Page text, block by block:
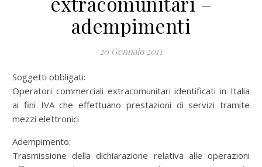
adempimenti
20 Gennaio 2011
Soggetti obbligati:
Operatori commerciali extracomunitari identificati in Italia
ai fini IVA che effettuano prestazioni di servizi tramite
mezzi elettronici
Adempimento:
Trasmissione della dichiarazione relativa alle operazioni